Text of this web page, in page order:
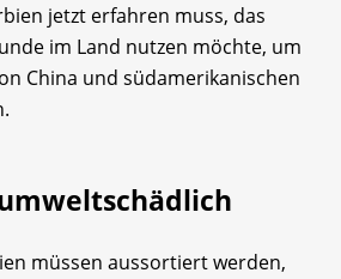
jetzt erfahren muss, das
im Land nutzen möchte, um
China und südamerikanischen
müssen aussortiert werden,